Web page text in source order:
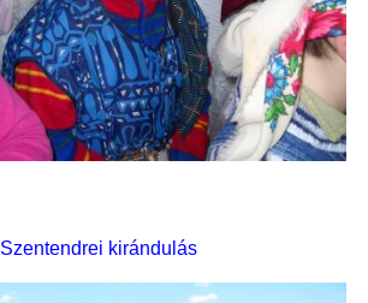
Szentendrei kirándulás